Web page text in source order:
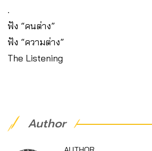
.
ฟัง “คนต่าง”
ฟัง “ความต่าง”
The Listening
Author